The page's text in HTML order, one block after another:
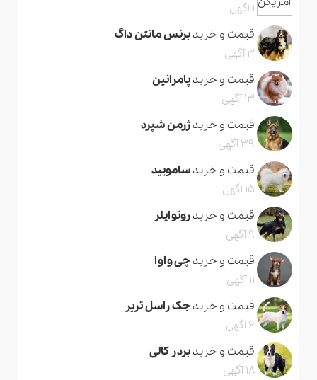
1 آگهی
قیمت و خریدبرنس مانتن داگ
3 آگهی
قیمت و خریدپامرانین
13 آگهی
قیمت و خریدژرمن شپرد
39 آگهی
قیمت و خریدسامویید
15 آگهی
قیمت و خریدروتوایلر
9 آگهی
قیمت و خریدچی واوا
11 آگهی
قیمت و خریدجک راسل تریر
6 آگهی
قیمت و خریدبردر کالی
18 آگهی